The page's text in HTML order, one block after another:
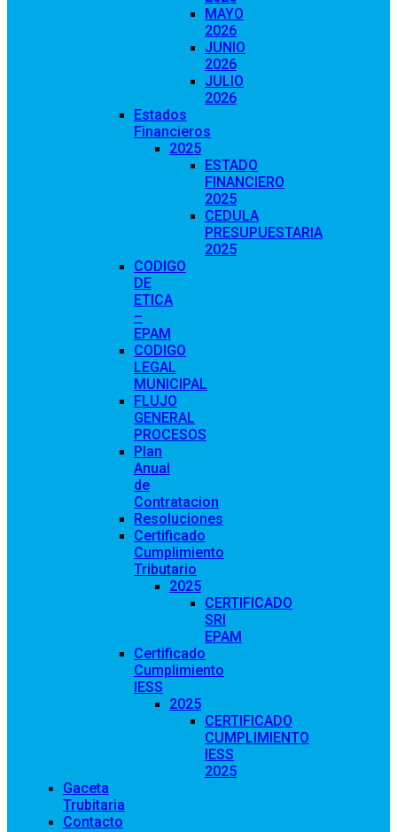
MAYO
2026
JUNIO
2026
JULIO
2026
Estados
Financieros
2025
ESTADO
FINANCIERO
2025
CEDULA
PRESUPUESTARIA
2025
CODIGO
DE
ETICA
–
EPAM
CODIGO
LEGAL
MUNICIPAL
FLUJO
GENERAL
PROCESOS
Plan
Anual
de
Contratacion
Resoluciones
Certificado
Cumplimiento
Tributario
2025
CERTIFICADO
SRI
EPAM
Certificado
Cumplimiento
IESS
2025
CERTIFICADO
CUMPLIMIENTO
IESS
2025
Gaceta
Trubitaria
Contacto